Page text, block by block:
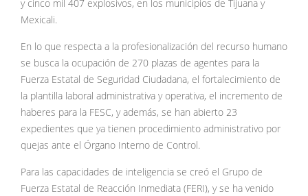
y cinco mil 407 explosivos, en los municipios de Tijuana y
Mexicali.
En lo que respecta a la profesionalización del recurso humano
se busca la ocupación de 270 plazas de agentes para la
Fuerza Estatal de Seguridad Ciudadana, el fortalecimiento de
la plantilla laboral administrativa y operativa, el incremento de
haberes para la FESC, y además, se han abierto 23
expedientes que ya tienen procedimiento administrativo por
quejas ante el Órgano Interno de Control.
Para las capacidades de inteligencia se creó el Grupo de
Fuerza Estatal de Reacción Inmediata (FERI), y se ha venido